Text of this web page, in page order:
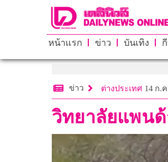
หน้าแรก ข่าว บันเทิง
ข่าว ต่างประเทศ 14 ก.ค
วิทยาลัยแพน